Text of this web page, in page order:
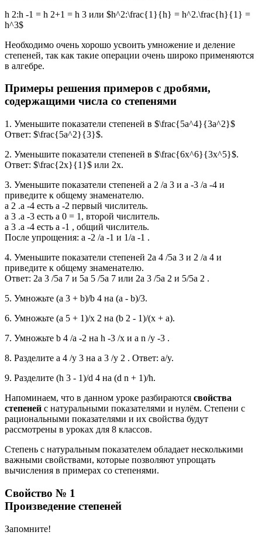
h 2:h -1 = h 2+1 = h 3 или $h^2:\frac{1}{h} = h^2.\frac{h}{1} =
h^3$
Необходимо очень хорошо усвоить умножение и деление
степеней, так как такие операции очень широко применяются
в алгебре.
Примеры решения примеров с дробями,
содержащими числа со степенями
1. Уменьшите показатели степеней в $\frac{5a^4}{3a^2}$
Ответ: $\frac{5a^2}{3}$.
2. Уменьшите показатели степеней в $\frac{6x^6}{3x^5}$.
Ответ: $\frac{2x}{1}$ или 2x.
3. Уменьшите показатели степеней a 2 /a 3 и a -3 /a -4 и
приведите к общему знаменателю.
a 2 .a -4 есть a -2 первый числитель.
a 3 .a -3 есть a 0 = 1, второй числитель.
a 3 .a -4 есть a -1 , общий числитель.
После упрощения: a -2 /a -1 и 1/a -1 .
4. Уменьшите показатели степеней 2a 4 /5a 3 и 2 /a 4 и
приведите к общему знаменателю.
Ответ: 2a 3 /5a 7 и 5a 5 /5a 7 или 2a 3 /5a 2 и 5/5a 2 .
5. Умножьте (a 3 + b)/b 4 на (a - b)/3.
6. Умножьте (a 5 + 1)/x 2 на (b 2 - 1)/(x + a).
7. Умножьте b 4 /a -2 на h -3 /x и a n /y -3 .
8. Разделите a 4 /y 3 на a 3 /y 2 . Ответ: a/y.
9. Разделите (h 3 - 1)/d 4 на (d n + 1)/h.
Напоминаем, что в данном уроке разбираются свойства
степеней с натуральными показателями и нулём. Степени с
рациональными показателями и их свойства будут
рассмотрены в уроках для 8 классов.
Степень с натуральным показателем обладает несколькими
важными свойствами, которые позволяют упрощать
вычисления в примерах со степенями.
Свойство № 1
Произведение степеней
Запомните!